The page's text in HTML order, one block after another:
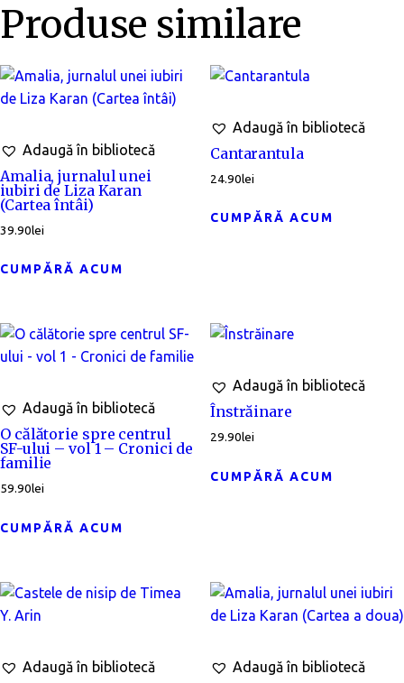
Produse similare
Adaugă în bibliotecă
Amalia, jurnalul unei
iubiri de Liza Karan
(Cartea întâi)
39.90lei
CUMPĂRĂ ACUM
Adaugă în bibliotecă
Cantarantula
24.90lei
CUMPĂRĂ ACUM
Adaugă în bibliotecă
O călătorie spre centrul
SF-ului – vol 1 – Cronici de
familie
59.90lei
CUMPĂRĂ ACUM
Adaugă în bibliotecă
Înstrăinare
29.90lei
CUMPĂRĂ ACUM
Adaugă în bibliotecă Adaugă în bibliotecă